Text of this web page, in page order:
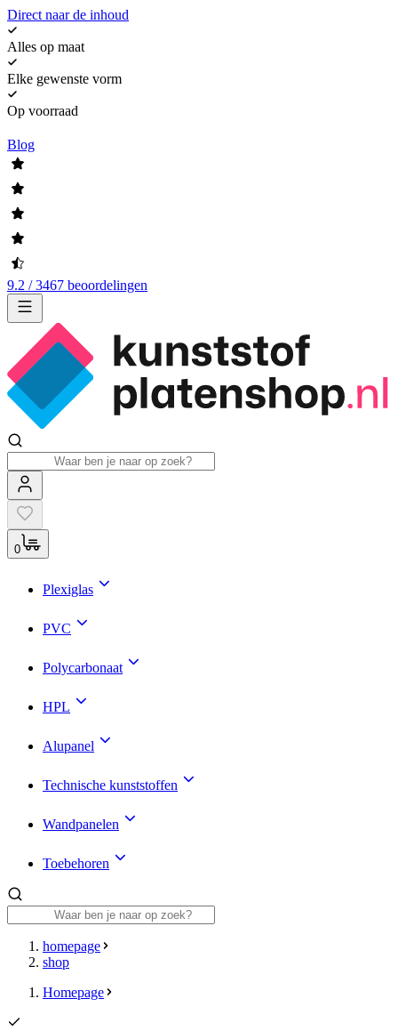
Direct naar de inhoud
Alles op maat
Elke gewenste vorm
Op voorraad
Blog
9.2 / 3467 beoordelingen
0
Plexiglas
PVC
Polycarbonaat
HPL
Alupanel
Technische kunststoffen
Wandpanelen
Toebehoren
homepage
shop
Homepage